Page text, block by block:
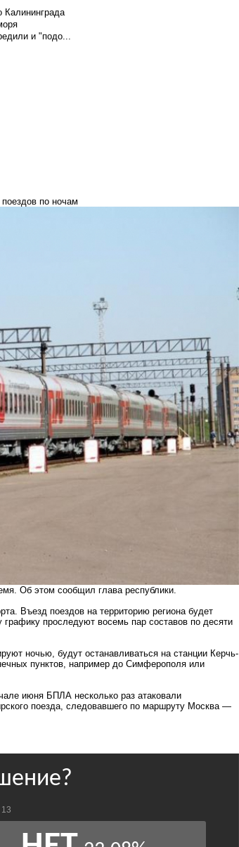
Калининграда
и "подо...
по ночам
Об этом сообщил глава республики.
Въезд поездов на территорию региона будет
проследуют восемь пар составов по десяти
ночью, будут останавливаться на станции Керчь-
пунктов, например до Симферополя или
июня БПЛА несколько раз атаковали
поезда, следовавшего по маршруту Москва —